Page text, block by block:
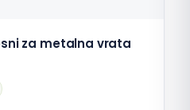
za metalna vrata